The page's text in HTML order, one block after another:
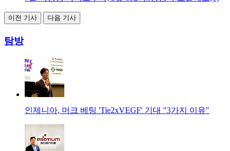
이전 기사 다음 기사
탐방
인제니아, 머크 베팅 'Tie2xVEGF' 기대 "3가지 이유"